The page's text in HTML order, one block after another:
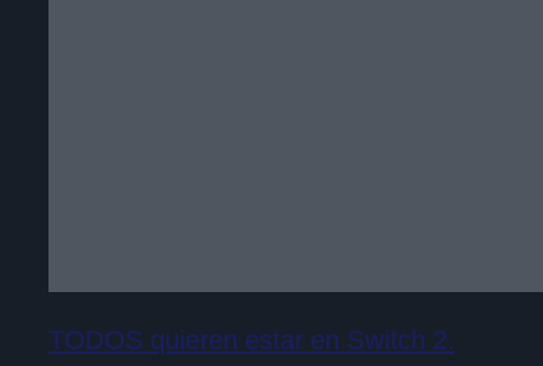
TODOS quieren estar en Switch 2.